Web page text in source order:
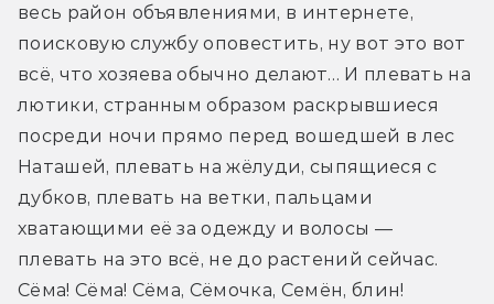
весь район объявлениями, в интернете,
поисковую службу оповестить, ну вот это вот
всё, что хозяева обычно делают… И плевать на
лютики, странным образом раскрывшиеся
посреди ночи прямо перед вошедшей в лес
Наташей, плевать на жёлуди, сыпящиеся с
дубков, плевать на ветки, пальцами
хватающими её за одежду и волосы —
плевать на это всё, не до растений сейчас.
Сёма! Сёма! Сёма, Сёмочка, Семён, блин!